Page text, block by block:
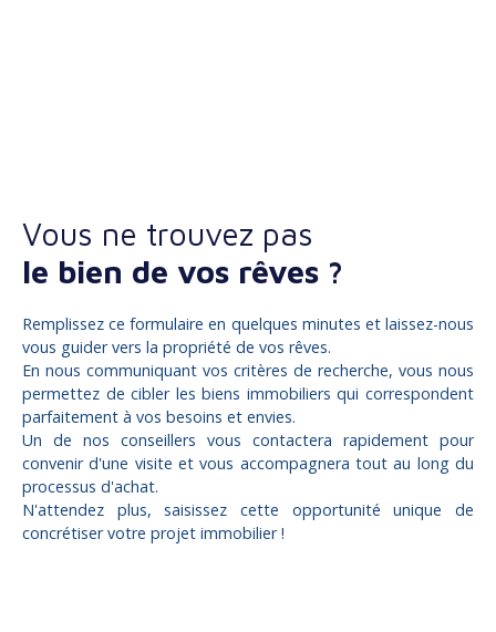
Vous ne trouvez pas
le bien de vos rêves ?
Remplissez ce formulaire en quelques minutes et laissez-nous
vous guider vers la propriété de vos rêves.
En nous communiquant vos critères de recherche, vous nous
permettez de cibler les biens immobiliers qui correspondent
parfaitement à vos besoins et envies.
Un de nos conseillers vous contactera rapidement pour
convenir d'une visite et vous accompagnera tout au long du
processus d'achat.
N'attendez plus, saisissez cette opportunité unique de
concrétiser votre projet immobilier !